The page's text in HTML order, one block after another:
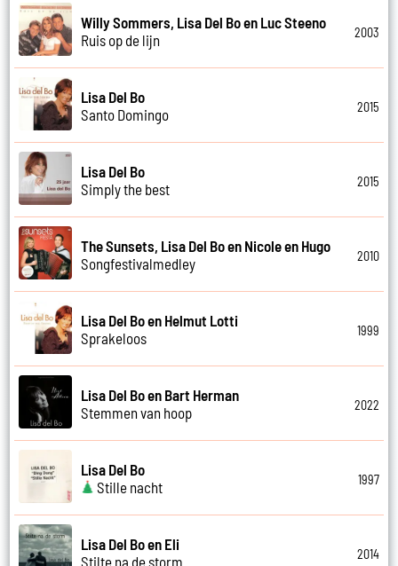
Willy Sommers, Lisa Del Bo en Luc Steeno
Ruis op de lijn
2003
Lisa Del Bo
Santo Domingo
2015
Lisa Del Bo
Simply the best
2015
The Sunsets, Lisa Del Bo en Nicole en Hugo
Songfestivalmedley
2010
Lisa Del Bo en Helmut Lotti
Sprakeloos
1999
Lisa Del Bo en Bart Herman
Stemmen van hoop
2022
Lisa Del Bo
Stille nacht
1997
Lisa Del Bo en Eli
Stilte na de storm
2014